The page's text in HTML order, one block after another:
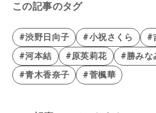
この記事のタグ
#渋野日向子 #小祝さくら #
#河本結
#原英莉花 #勝みな
#青木香奈子
#菅楓華